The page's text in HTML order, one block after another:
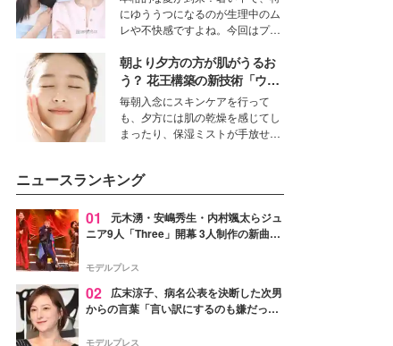
ら、今作ならではの魅力や予想外
の感動をもたらす奥深いストーリ
ーについて熱く語り合ってもらっ
た。
にゆううつになるのが生理中のム
レや不快感ですよね。今回はプラ
モデル・愛甲ひかりさんと橋下美
好さんを迎えて本音で女子会トー
ク。猛暑のお出かけを快適に過ご
すヒントや、2人が感動した夏の
生理の新常識にも迫りました。
朝より夕方の方が肌がうるお
う？ 花王構築の新技術「ウォ
ーターキャプチャリングスキ
ン（捕水肌）」がスキンケア
の常識を変える予感
毎朝入念にスキンケアを行って
も、夕方には肌の乾燥を感じてし
まったり、保湿ミストが手放せな
性を秘めた、革新的な「Water
Capturing Skin（ウォーターキャ
プチャリングスキン：捕水肌）」
技術を、花王が構築した。
ニュースランキング
01
元木湧・安嶋秀生・内村颯太らジュ
ニア9人「Three」開幕 3人制作の新曲＆
進んで夢を掴みたい」【ゲネプロレポ】
モデルプレス
02
広末涼子、病名公表を決断した次男
からの言葉「言い訳にするのも嫌だっ
モデルプレス